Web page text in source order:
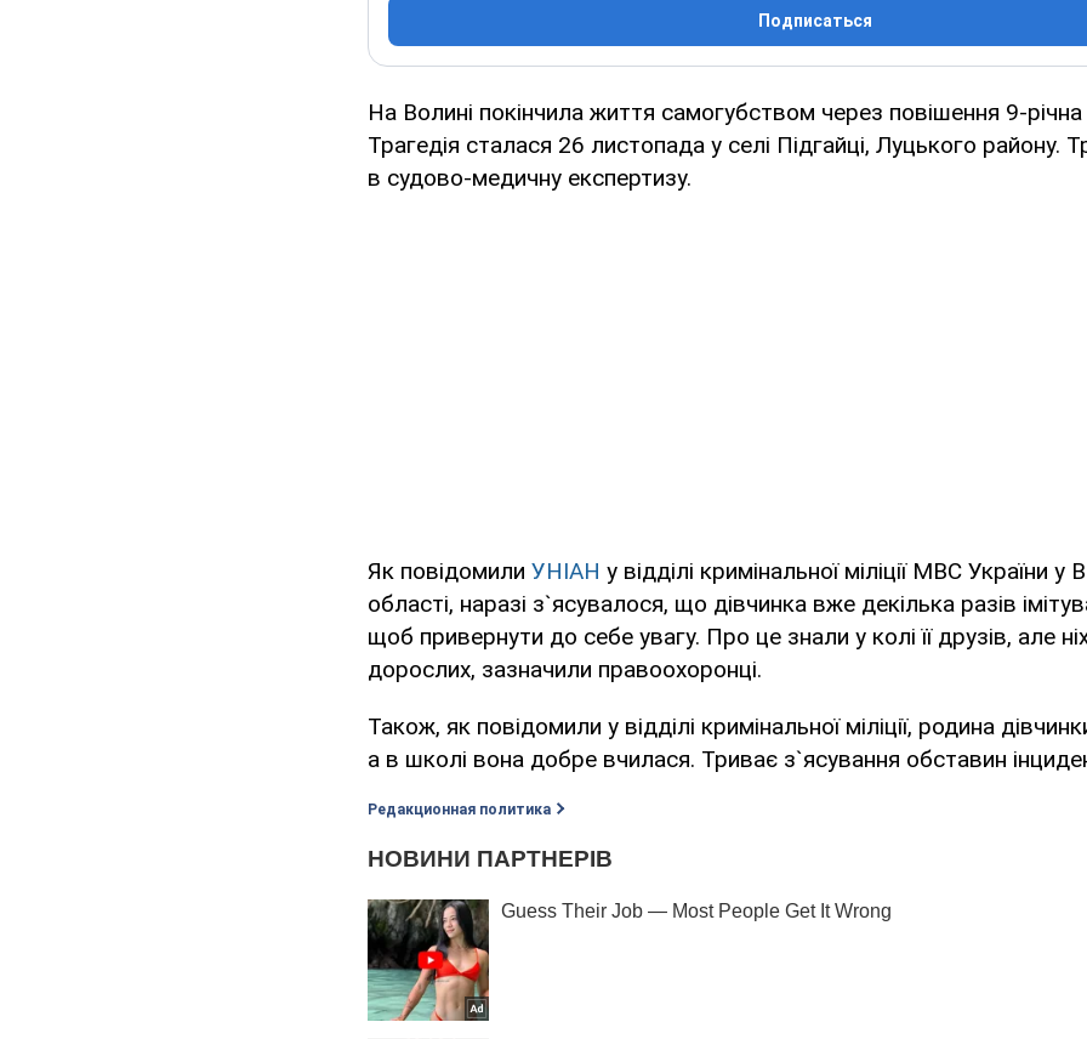
Подписаться
На Волині покінчила життя самогубством через повішення 9-річна
Трагедія сталася 26 листопада у селі Підгайці, Луцького району.
в судово-медичну експертизу.
Як повідомили УНІАН у відділі кримінальної міліції МВС України у
області, наразі з`ясувалося, що дівчинка вже декілька разів
щоб привернути до себе увагу. Про це знали у колі її друзів, але
дорослих, зазначили правоохоронці.
Також, як повідомили у відділі кримінальної міліції, родина
а в школі вона добре вчилася. Триває з`ясування обставин
Редакционная политика